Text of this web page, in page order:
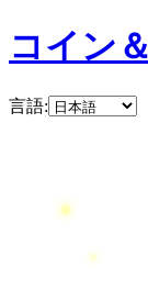
コイン
言語: